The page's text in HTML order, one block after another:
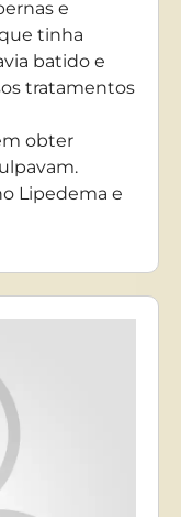
e
tinha
batido e
tratamentos
obter
Lipedema e